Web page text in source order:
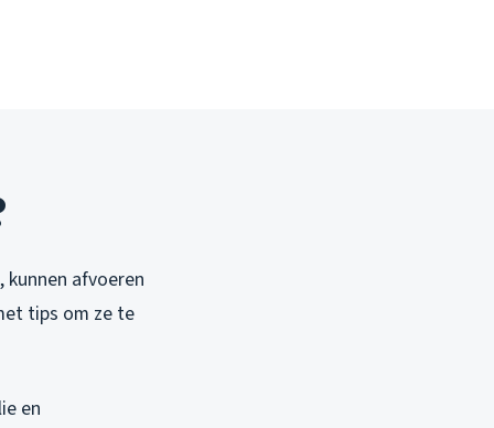
afvoeren
tips om ze te
en